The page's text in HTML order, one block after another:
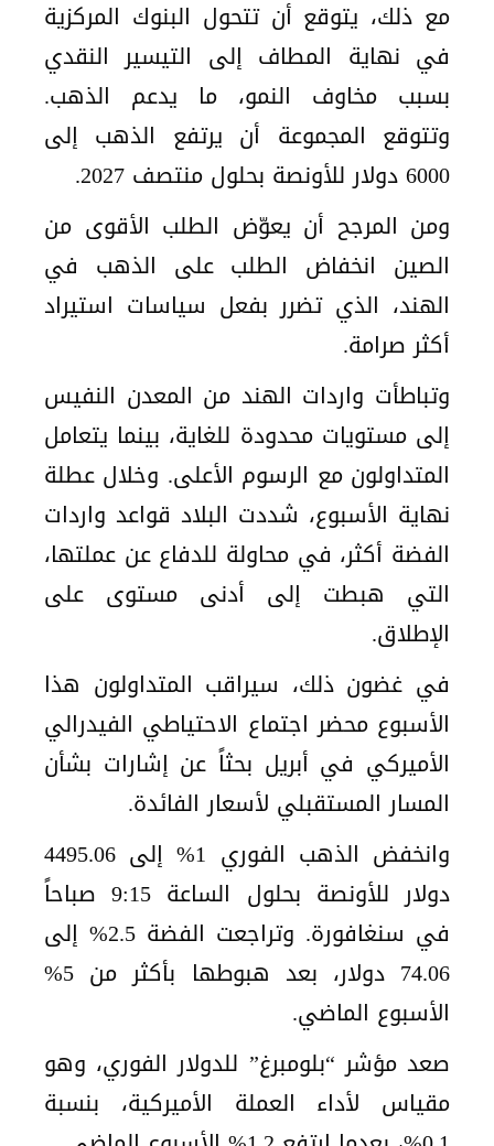
مع ذلك، يتوقع أن تتحول البنوك المركزية
في نهاية المطاف إلى التيسير النقدي
بسبب مخاوف النمو، ما يدعم الذهب.
وتتوقع المجموعة أن يرتفع الذهب إلى
6000 دولار للأونصة بحلول منتصف 2027.
ومن المرجح أن يعوّض الطلب الأقوى من
الصين انخفاض الطلب على الذهب في
الهند، الذي تضرر بفعل سياسات استيراد
أكثر صرامة.
وتباطأت واردات الهند من المعدن النفيس
إلى مستويات محدودة للغاية، بينما يتعامل
المتداولون مع الرسوم الأعلى. وخلال عطلة
نهاية الأسبوع، شددت البلاد قواعد واردات
الفضة أكثر، في محاولة للدفاع عن عملتها،
التي هبطت إلى أدنى مستوى على
الإطلاق.
في غضون ذلك، سيراقب المتداولون هذا
الأسبوع محضر اجتماع الاحتياطي الفيدرالي
الأميركي في أبريل بحثاً عن إشارات بشأن
المسار المستقبلي لأسعار الفائدة.
وانخفض الذهب الفوري 1% إلى 4495.06
دولار للأونصة بحلول الساعة 9:15 صباحاً
في سنغافورة. وتراجعت الفضة 2.5% إلى
74.06 دولار، بعد هبوطها بأكثر من 5%
الأسبوع الماضي.
صعد مؤشر “بلومبرغ” للدولار الفوري، وهو
مقياس لأداء العملة الأميركية، بنسبة